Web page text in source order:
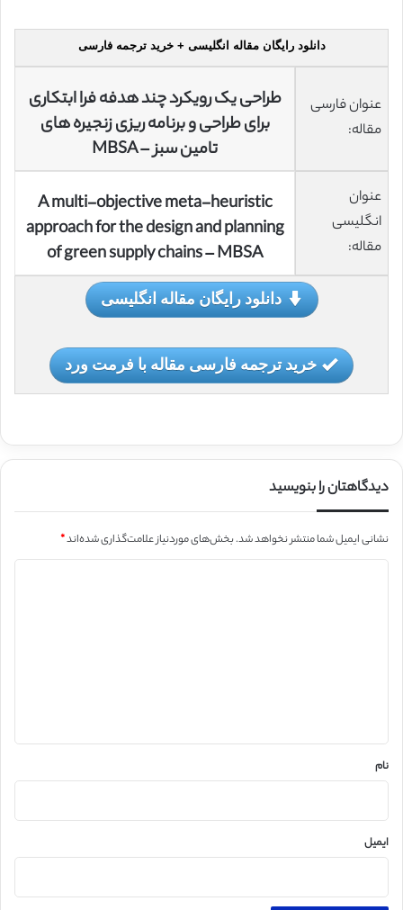
دانلود رایگان مقاله انگلیسی + خرید ترجمه فارسی
عنوان فارسی
مقاله:
طراحی یک رویکرد چند هدفه فرا ابتکاری
برای طراحی و برنامه ریزی زنجیره های
تامین سبز – MBSA
عنوان
انگلیسی
مقاله:
A multi-objective meta-heuristic
approach for the design and planning
of green supply chains – MBSA
دانلود رایگان مقاله انگلیسی
خرید ترجمه فارسی مقاله با فرمت ورد
دیدگاهتان را بنویسید
نشانی ایمیل شما منتشر نخواهد شد.بخش‌های موردنیاز علامت‌گذاری شده‌اند*
نام
ایمیل